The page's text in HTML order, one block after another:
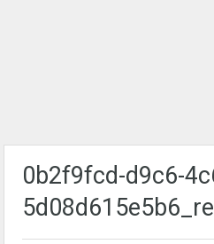
0b2f9fcd-d9c6-